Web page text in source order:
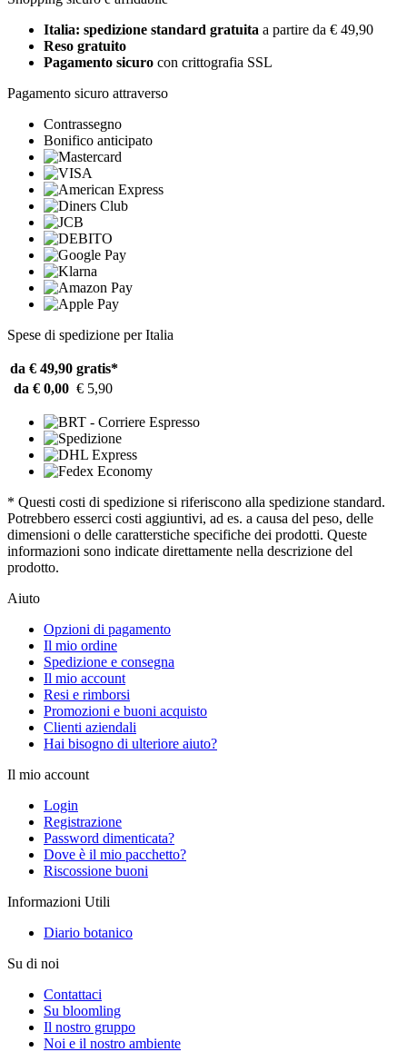
Italia: spedizione standard gratuita a partire da € 49,90
Reso gratuito
Pagamento sicuro con crittografia SSL
Pagamento sicuro attraverso
Contrassegno
Bonifico anticipato
Spese di spedizione per Italia
da € 49,90 gratis*
da € 0,00 € 5,90
* Questi costi di spedizione si riferiscono alla spedizione standard.
Potrebbero esserci costi aggiuntivi, ad es. a causa del peso, delle
dimensioni o delle caratterstiche specifiche dei prodotti. Queste
informazioni sono indicate direttamente nella descrizione del
prodotto.
Aiuto
Opzioni di pagamento
Il mio ordine
Spedizione e consegna
Il mio account
Resi e rimborsi
Promozioni e buoni acquisto
Clienti aziendali
Hai bisogno di ulteriore aiuto?
Il mio account
Login
Registrazione
Password dimenticata?
Dove è il mio pacchetto?
Riscossione buoni
Informazioni Utili
Diario botanico
Su di noi
Contattaci
Su bloomling
Il nostro gruppo
Noi e il nostro ambiente